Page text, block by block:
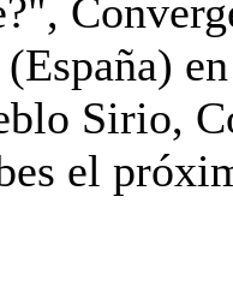
Sirio,
el